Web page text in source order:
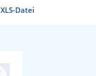
XLS-Datei